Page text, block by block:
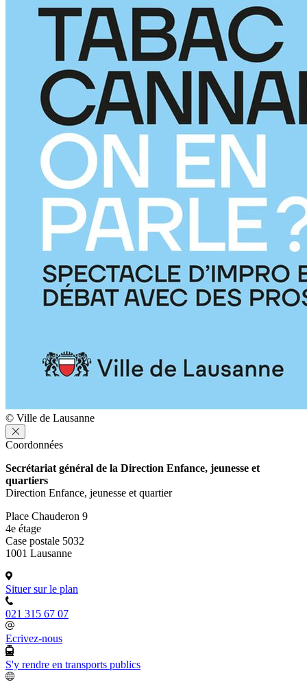
© Ville de Lausanne
Coordonnées
Secrétariat général de la Direction Enfance, jeunesse et
quartiers
Direction Enfance, jeunesse et quartier
Place Chauderon 9
4e étage
Case postale 5032
1001 Lausanne
Situer sur le plan
021 315 67 07
Ecrivez-nous
S'y rendre en transports publics